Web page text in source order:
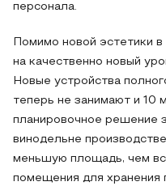
персонала.
Помимо новой эстетики
на качественно новый
Новые устройства
теперь не занимают и 10
планировочное решение
винодельне
меньшую площадь, чем
помещения для хранения